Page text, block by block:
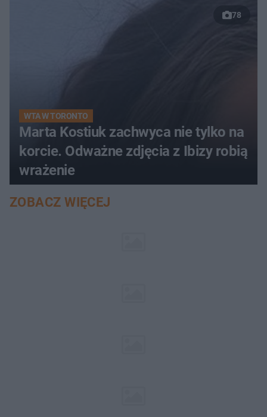
78
WTA W TORONTO
Marta Kostiuk zachwyca nie tylko na
korcie. Odważne zdjęcia z Ibizy robią
wrażenie
ZOBACZ WIĘCEJ